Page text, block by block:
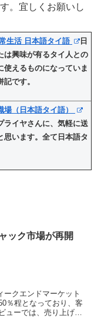
。宜しくお願いし
生活 日本語タイ語
日
は興味が有るタイ人との
使えるものになっていま
です。
（日本語タイ語）
ライヤさんに、気軽に送
思います。全て日本語タ
ック市場が再開
ークエンドマーケット
％程となっており、客
ューでは、売り上げは